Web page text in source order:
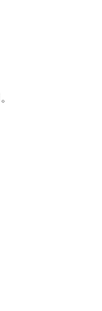
。